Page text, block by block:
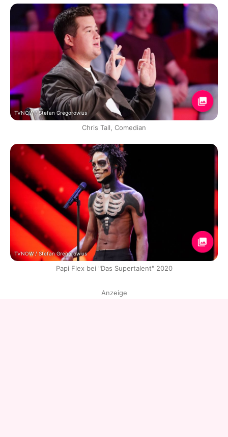
TVNOW / Stefan Gregorowius
Chris Tall, Comedian
TVNOW / Stefan Gregorowius
Papi Flex bei "Das Supertalent" 2020
Anzeige